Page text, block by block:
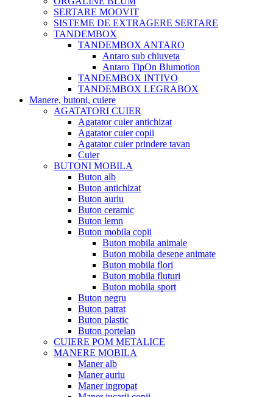
SERTARE MOOVIT
SISTEME DE EXTRAGERE SERTARE
TANDEMBOX
TANDEMBOX ANTARO
Antaro sub chiuveta
Antaro TipOn Blumotion
TANDEMBOX INTIVO
TANDEMBOX LEGRABOX
Manere, butoni, cuiere
AGATATORI CUIER
Agatator cuier antichizat
Agatator cuier copii
Agatator cuier prindere tavan
Cuier
BUTONI MOBILA
Buton alb
Buton antichizat
Buton auriu
Buton ceramic
Buton lemn
Buton mobila copii
Buton mobila animale
Buton mobila desene animate
Buton mobila flori
Buton mobila fluturi
Buton mobila sport
Buton negru
Buton patrat
Buton plastic
Buton portelan
CUIERE POM METALICE
MANERE MOBILA
Maner alb
Maner auriu
Maner ingropat